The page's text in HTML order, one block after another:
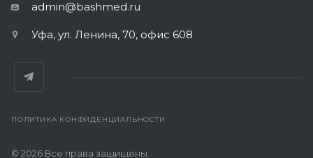
admin@bashmed.ru
Уфа, ул. Ленина, 70, офис 608
ПОЛИТИКА КОНФИДЕНЦИАЛЬНОСТИ
© 2026 Все права защищены.